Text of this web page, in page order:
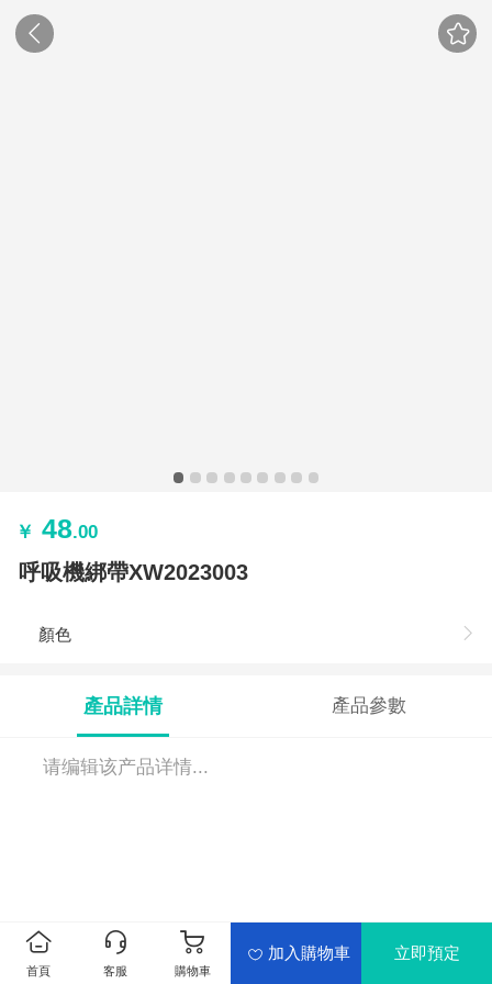
￥ 48.00
呼吸機綁帶XW2023003
顏色
產品詳情 產品參數
请编辑该产品详情...
首頁 客服 購物車
加入購物車 立即預定